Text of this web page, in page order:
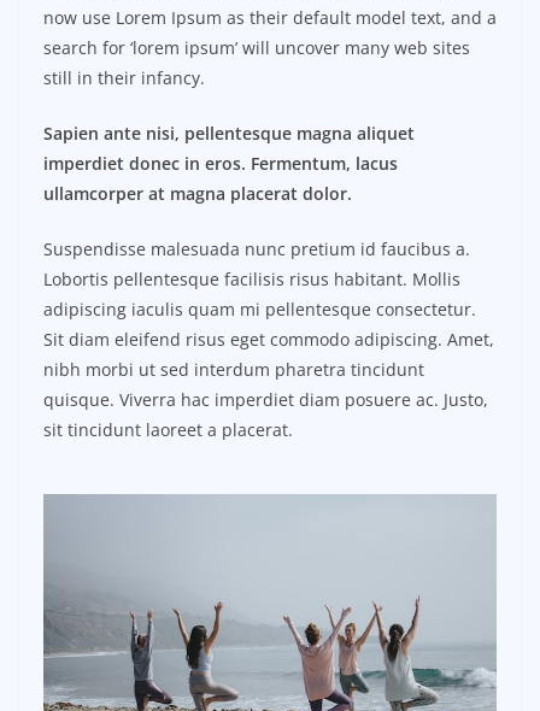
now use Lorem Ipsum as their default model text, and a
search for ‘lorem ipsum’ will uncover many web sites
still in their infancy.
Sapien ante nisi, pellentesque magna aliquet
imperdiet donec in eros. Fermentum, lacus
ullamcorper at magna placerat dolor.
Suspendisse malesuada nunc pretium id faucibus a.
Lobortis pellentesque facilisis risus habitant. Mollis
adipiscing iaculis quam mi pellentesque consectetur.
Sit diam eleifend risus eget commodo adipiscing. Amet,
nibh morbi ut sed interdum pharetra tincidunt
quisque. Viverra hac imperdiet diam posuere ac. Justo,
sit tincidunt laoreet a placerat.